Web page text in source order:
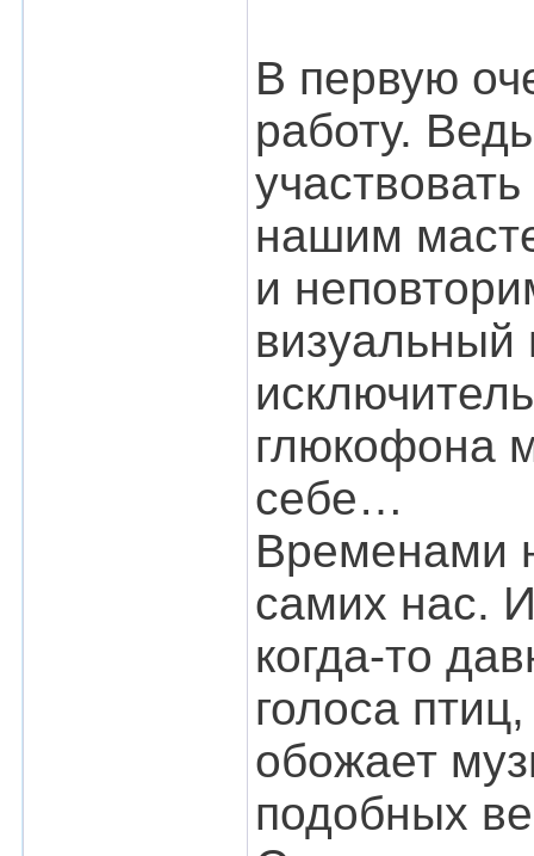
В первую
работу.
нашим
и
визуальный
глюкофона
себе…
Временами
самих нас.
когда-то
голоса
обожает
подобных